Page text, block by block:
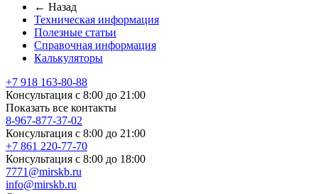
← Назад
Техническая информация
Полезные статьи
Справочная информация
Калькуляторы
+7 918 163-80-88
Консультация с 8:00 до 21:00
Показать все контакты
8-967-877-37-02
Консультация с 8:00 до 21:00
+7 861 220-77-70
Консультация с 8:00 до 18:00
7771@mirskb.ru
info@mirskb.ru